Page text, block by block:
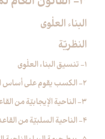
البناء العلْوي
النظريّة
1- تنسيق البناء العلْوي
2- الكسب يقوم على أساس العمل المنفق
3- الناحية الإيجابيّة من القاعدة
4- الناحية السلبيّة من القاعدة